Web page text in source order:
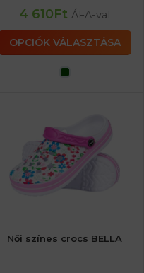
4 610Ft ÁFA-val
OPCIÓK VÁLASZTÁSA
Női színes crocs BELLA